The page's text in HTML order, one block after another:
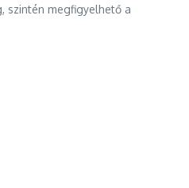
szintén megfigyelhető a